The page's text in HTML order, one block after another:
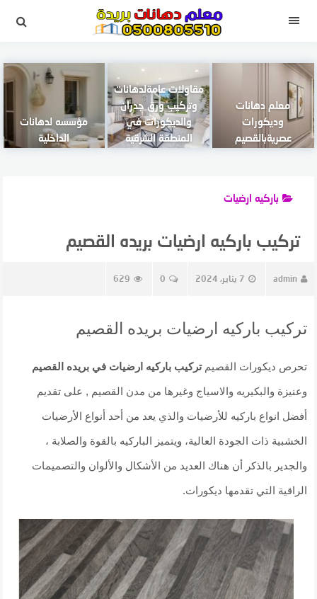
القائمة
معلم دهانات
وديكورات
عصريةبالقصيم
مقاولات عامةلدهانات
وتركيب ورق جدران
والديكورات في
المنطقة الشرقية
مؤسسه لدهانات
الداخلية
باركيه ارضيات
تركيب باركيه ارضيات بريده القصيم
admin 7 يناير، 2024 0
629
تركيب باركيه ارضيات بريده القصيم
تحرص ديكورات القصيمتركيب باركيه ارضيات في بريده القصيم
وعنيزة والبكيريه والاسياج وغيرها من مدن القصيم , على تقديم
أفضل انواع باركيه للأرضيات والذي يعد من أحد أنواع الأرضيات
الخشبية ذات الجودة العالية، ويتميز الباركيه بالقوة والصلابة ،
والجدير بالذكر أن هناك العديد من الأشكال والألوان والتصميمات
الراقية التي تقدمها ديكورات.